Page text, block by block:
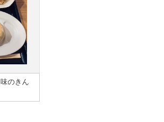
のきん